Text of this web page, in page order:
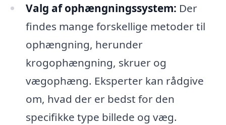
Valg af ophængningssystem: Der
findes mange forskellige metoder til
ophængning, herunder
krogophængning, skruer og
vægophæng. Eksperter kan rådgive
om, hvad der er bedst for den
specifikke type billede og væg.